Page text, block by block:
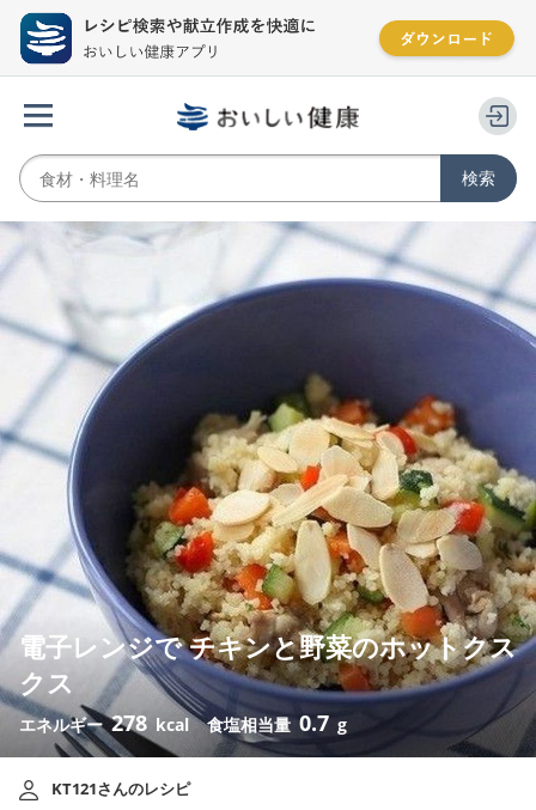
電子レンジで チキンと野菜のホットクス
クス
エネルギー278 kcal 食塩相当量 0.7 g
KT121さんのレシピ